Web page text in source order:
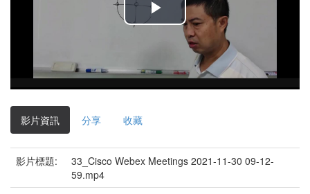
播
影
影片資訊 分享 收藏
影片標題:
33_Cisco Webex Meetings 2021-11-30 09-12-
59.mp4